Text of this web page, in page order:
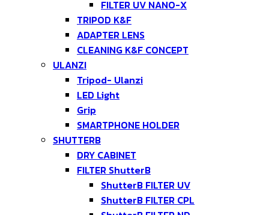
FILTER UV NANO-X
TRIPOD K&F
ADAPTER LENS
CLEANING K&F CONCEPT
ULANZI
Tripod- Ulanzi
LED Light
Grip
SMARTPHONE HOLDER
SHUTTERB
DRY CABINET
FILTER ShutterB
ShutterB FILTER UV
ShutterB FILTER CPL